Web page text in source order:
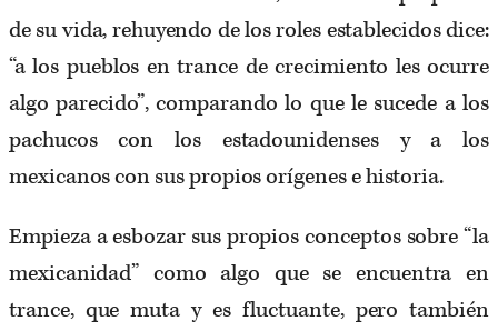
de su vida, rehuyendo de los roles establecidos dice:
“a los pueblos en trance de crecimiento les ocurre
algo parecido”, comparando lo que le sucede a los
pachucos con los estadounidenses y a los
mexicanos con sus propios orígenes e historia.
Empieza a esbozar sus propios conceptos sobre “la
mexicanidad” como algo que se encuentra en
trance, que muta y es fluctuante, pero también